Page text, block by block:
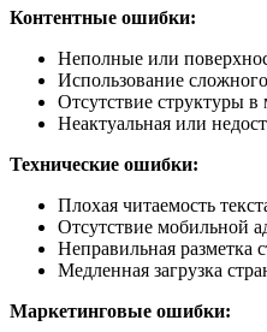
Контентные ошибки:
Неполные или
Использование
Отсутствие структуры в
Неактуальная или
Технические ошибки:
Плохая читаемость
Отсутствие мобильной
Неправильная разметка
Медленная загрузка
Маркетинговые ошибки: